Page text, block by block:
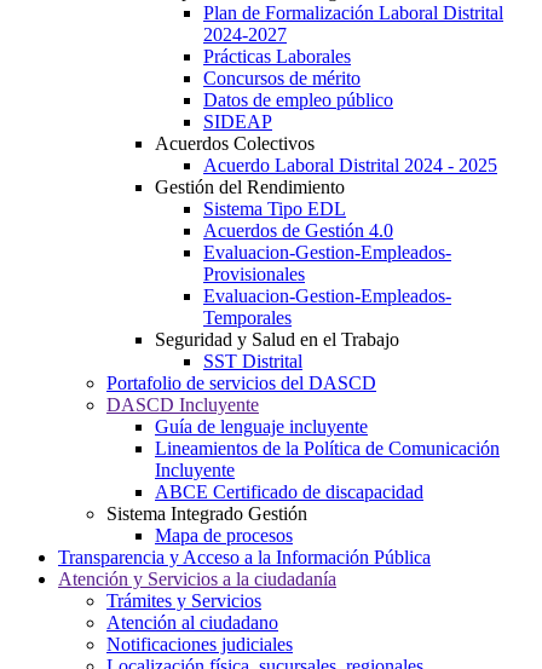
Plan de Formalización Laboral Distrital
2024-2027
Prácticas Laborales
Concursos de mérito
Datos de empleo público
SIDEAP
Acuerdos Colectivos
Acuerdo Laboral Distrital 2024 - 2025
Gestión del Rendimiento
Sistema Tipo EDL
Acuerdos de Gestión 4.0
Evaluacion-Gestion-Empleados-
Provisionales
Evaluacion-Gestion-Empleados-
Temporales
Seguridad y Salud en el Trabajo
SST Distrital
Portafolio de servicios del DASCD
DASCD Incluyente
Guía de lenguaje incluyente
Lineamientos de la Política de Comunicación
Incluyente
ABCE Certificado de discapacidad
Sistema Integrado Gestión
Mapa de procesos
Transparencia y Acceso a la Información Pública
Atención y Servicios a la ciudadanía
Trámites y Servicios
Atención al ciudadano
Notificaciones judiciales